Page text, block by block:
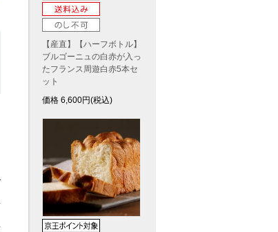
【産直】【ハーフボトル】
ブルゴーニュの白赤が入っ
たフランス周遊白赤5本セ
ット
価格 6,600円(税込)